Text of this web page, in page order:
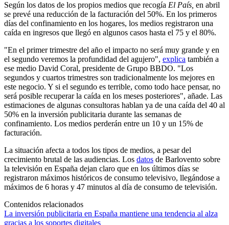
Según los datos de los propios medios que recogía El País, en abril
se prevé una reducción de la facturación del 50%. En los primeros
días del confinamiento en los hogares, los medios registraron una
caída en ingresos que llegó en algunos casos hasta el 75 y el 80%.
"En el primer trimestre del año el impacto no será muy grande y en
el segundo veremos la profundidad del agujero", explica también a
ese medio David Coral, presidente de Grupo BBDO. "Los
segundos y cuartos trimestres son tradicionalmente los mejores en
este negocio. Y si el segundo es terrible, como todo hace pensar, no
será posible recuperar la caída en los meses posteriores", añade. Las
estimaciones de algunas consultoras hablan ya de una caída del 40 al
50% en la inversión publicitaria durante las semanas de
confinamiento. Los medios perderán entre un 10 y un 15% de
facturación.
La situación afecta a todos los tipos de medios, a pesar del
crecimiento brutal de las audiencias. Los datos de Barlovento sobre
la televisión en España dejan claro que en los últimos días se
registraron máximos históricos de consumo televisivo, llegándose a
máximos de 6 horas y 47 minutos al día de consumo de televisión.
Contenidos relacionados
La inversión publicitaria en España mantiene una tendencia al alza
gracias a los soportes digitales